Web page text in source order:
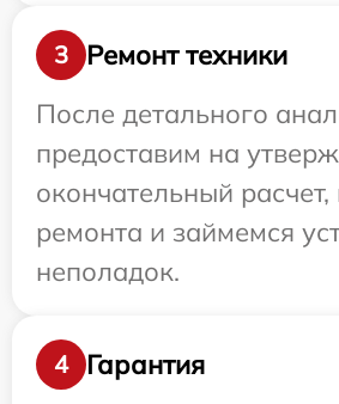
3
Ремонт техники
После детального
предоставим на
окончательный расчет,
ремонта и займемся
неполадок.
4
Гарантия